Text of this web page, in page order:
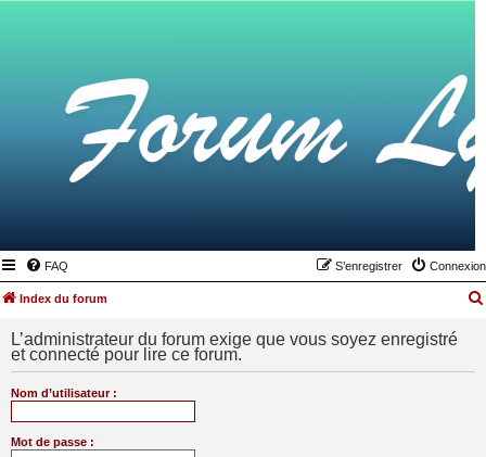
FAQ Connexion
S’enregistrer
Index du forum
L’administrateur du forum exige que vous soyez enregistré
et connecté pour lire ce forum.
Nom d’utilisateur :
Mot de passe :